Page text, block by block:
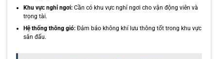
Khu vực nghỉ ngơi:Cần có khu vực nghỉ ngơi cho vận động viên và
trọng tài.
Hệ thống thông gió:Đảm bảo không khí lưu thông tốt trong khu vực
sân đấu.